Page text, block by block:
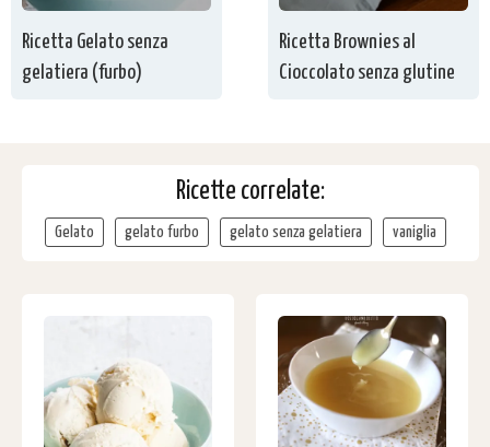
Ricetta Gelato senza
gelatiera (furbo)
Ricetta Brownies al
Cioccolato senza glutine
Ricette correlate:
Gelato gelato furbo gelato senza gelatiera vaniglia